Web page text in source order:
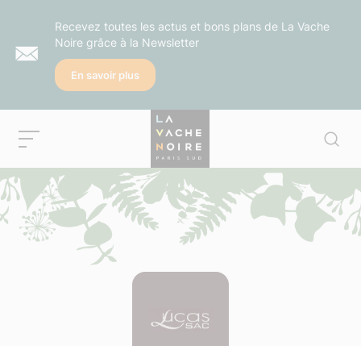
Recevez toutes les actus et bons plans de La Vache
Noire grâce à la Newsletter
En savoir plus